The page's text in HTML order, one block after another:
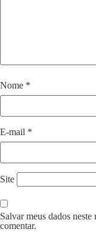
Nome *
E-mail *
Site
Salvar meus dados
comentar.